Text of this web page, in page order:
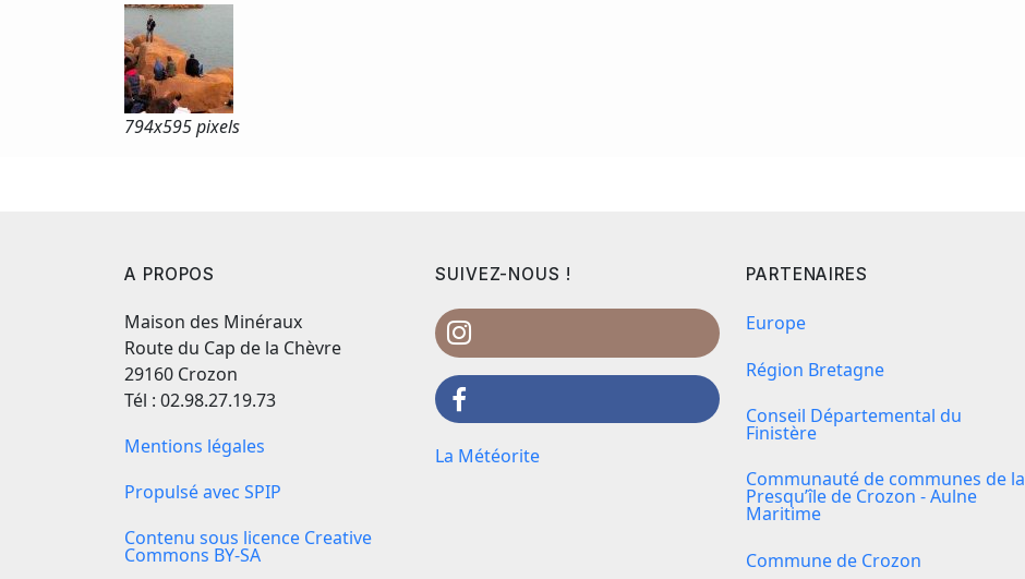
794x595 pixels
A PROPOS
Maison des Minéraux
Route du Cap de la Chèvre
29160 Crozon
Tél : 02.98.27.19.73
Mentions légales
Propulsé avec SPIP
Contenu sous licence Creative
Commons BY-SA
SUIVEZ-NOUS !
La Météorite
PARTENAIRES
Europe
Région Bretagne
Conseil Départemental du
Finistère
Communauté de communes de la
Presqu’île de Crozon - Aulne
Maritime
Commune de Crozon